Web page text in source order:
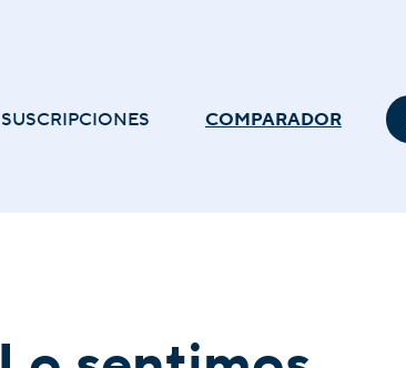
SUSCRIPCIONES COMPARADOR